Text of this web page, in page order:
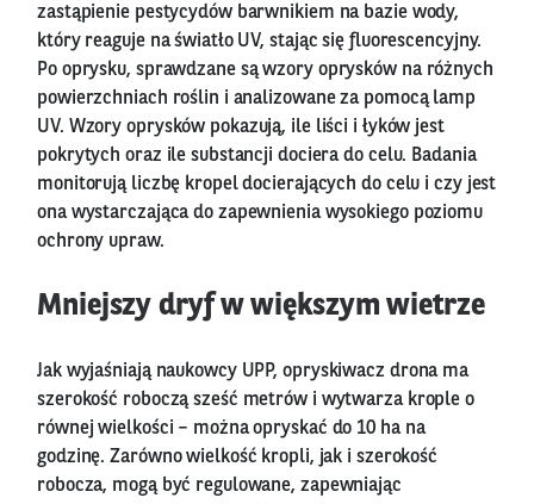
zastąpienie pestycydów barwnikiem na bazie wody,
który reaguje na światło UV, stając się fluorescencyjny.
Po oprysku, sprawdzane są wzory oprysków na różnych
powierzchniach roślin i analizowane za pomocą lamp
UV. Wzory oprysków pokazują, ile liści i łyków jest
pokrytych oraz ile substancji dociera do celu. Badania
monitorują liczbę kropel docierających do celu i czy jest
ona wystarczająca do zapewnienia wysokiego poziomu
ochrony upraw.
Mniejszy dryf w większym wietrze
Jak wyjaśniają naukowcy UPP, opryskiwacz drona ma
szerokość roboczą sześć metrów i wytwarza krople o
równej wielkości – można opryskać do 10 ha na
godzinę. Zarówno wielkość kropli, jak i szerokość
robocza, mogą być regulowane, zapewniając